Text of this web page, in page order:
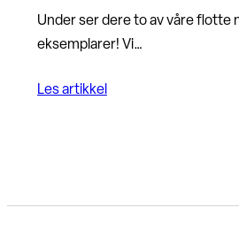
Under ser dere to av våre flotte
eksemplarer! Vi…
Les artikkel